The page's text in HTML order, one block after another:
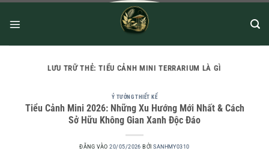
LƯU TRỮ THẺ:TIỂU CẢNH MINI TERRARIUM LÀ GÌ
Ý TƯỞNG THIẾT KẾ
Tiểu Cảnh Mini 2026: Những Xu Hướng Mới Nhất & Cách
Sở Hữu Không Gian Xanh Độc Đáo
ĐĂNG VÀO20/05/2026 BỞISANHMY0310